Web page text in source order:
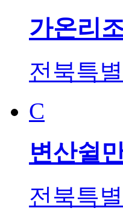
가온리
전북특
C
변산쉴
전북특